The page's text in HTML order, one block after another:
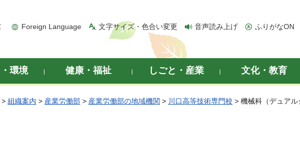
Foreign Language 文字サイズ・色合い変更 音声読み上げ ふりがなON
環境 健康・福祉 しごと・産業 文化・教育
> 組織案内 > 産業労働部 > 産業労働部の地域機関 > 川口高等技術専門校 > 機械科（デュア